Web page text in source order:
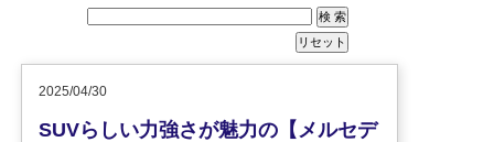
2025/04/30
SUVらしい力強さが魅力の【メルセデ